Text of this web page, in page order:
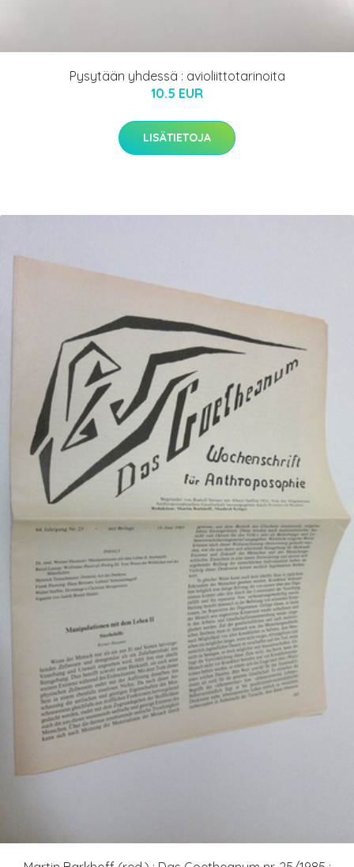
Pysytään yhdessä : avioliittotarinoita
10.5 EUR
LISÄTIETOJA